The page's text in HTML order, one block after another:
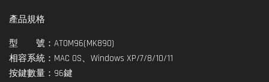
產品規格
型 號：ATOM96(MK890)
相容系統：MAC OS、Windows XP/7/8/10/11
按鍵數量：96鍵